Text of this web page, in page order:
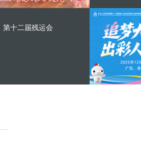
第十二届残运会